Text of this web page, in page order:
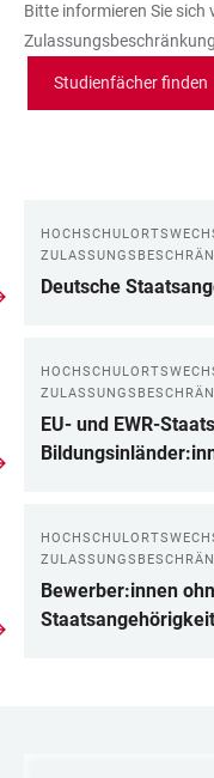
Bitte informieren Sie sich
Studienfächer finden
LINKS
Deutsche
EU- und EWR-
Bewerber:innen
Staatsangehörigkeit